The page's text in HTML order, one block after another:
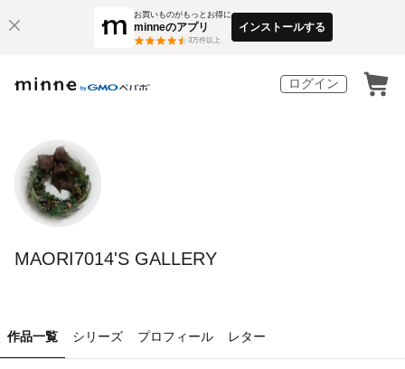
お買いものがもっとお得に
minneのアプリ
3万件以上
インストールする
ログイン
MAORI7014'S GALLERY
作品一覧 シリーズ プロフィール レター